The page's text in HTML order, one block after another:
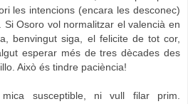
les intencions (encara les desconec)
Si Osoro vol normalitzar el valencià en
benvingut siga, el felicite de tot cor,
esperar més de tres dècades des
Això és tindre paciència!
susceptible, ni vull filar prim.